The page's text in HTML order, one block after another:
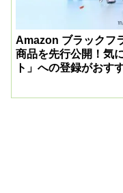
Amazon ブラックフ
商品を先行公開！気
ト」への登録がおす